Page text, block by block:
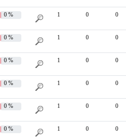
0 % 1 0 0
0 % 1 0 0
0 % 1 0 0
0 % 1 0 0
0 % 1 0 0
0 % 1 0 0